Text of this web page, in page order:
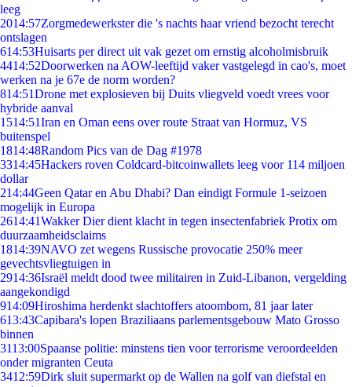
leeg
2014:57Zorgmedewerkster die 's nachts haar vriend bezocht terecht
ontslagen
614:53Huisarts per direct uit vak gezet om ernstig alcoholmisbruik
4414:52Doorwerken na AOW-leeftijd vaker vastgelegd in cao's, moet
werken na je 67e de norm worden?
814:51Drone met explosieven bij Duits vliegveld voedt vrees voor
hybride aanval
1514:51Iran en Oman eens over route Straat van Hormuz, VS
buitenspel
1814:48Random Pics van de Dag #1978
3314:45Hackers roven Coldcard-bitcoinwallets leeg voor 114 miljoen
dollar
214:44Geen Qatar en Abu Dhabi? Dan eindigt Formule 1-seizoen
mogelijk in Europa
2614:41Wakker Dier dient klacht in tegen insectenfabriek Protix om
duurzaamheidsclaims
1814:39NAVO zet wegens Russische provocatie 250% meer
gevechtsvliegtuigen in
2914:36Israël meldt dood twee militairen in Zuid-Libanon, vergelding
aangekondigd
914:09Hiroshima herdenkt slachtoffers atoombom, 81 jaar later
613:43Capibara's lopen Braziliaans parlementsgebouw Mato Grosso
binnen
3113:00Spaanse politie: minstens tien voor terrorisme veroordeelden
onder migranten Ceuta
3412:59Dirk sluit supermarkt op de Wallen na golf van diefstal en